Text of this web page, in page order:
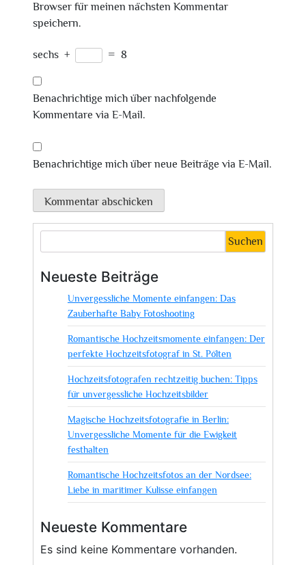
Browser für meinen nächsten Kommentar
speichern.
sechs + = 8
Benachrichtige mich über nachfolgende
Kommentare via E-Mail.
Benachrichtige mich über neue Beiträge via E-Mail.
Suchen
Neueste Beiträge
Unvergessliche Momente einfangen: Das
Zauberhafte Baby Fotoshooting
Romantische Hochzeitsmomente einfangen: Der
perfekte Hochzeitsfotograf in St. Pölten
Hochzeitsfotografen rechtzeitig buchen: Tipps
für unvergessliche Hochzeitsbilder
Magische Hochzeitsfotografie in Berlin:
Unvergessliche Momente für die Ewigkeit
festhalten
Romantische Hochzeitsfotos an der Nordsee:
Liebe in maritimer Kulisse einfangen
Neueste Kommentare
Es sind keine Kommentare vorhanden.